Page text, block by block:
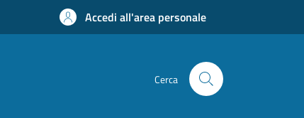
Accedi all'area personale
Cerca